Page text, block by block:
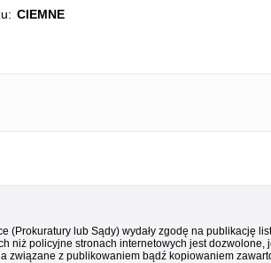
CIEMNE
lub Sądy) wydały zgodę na publikację
niż policyjne stronach internetowych jest
z publikowaniem bądź kopiowaniem